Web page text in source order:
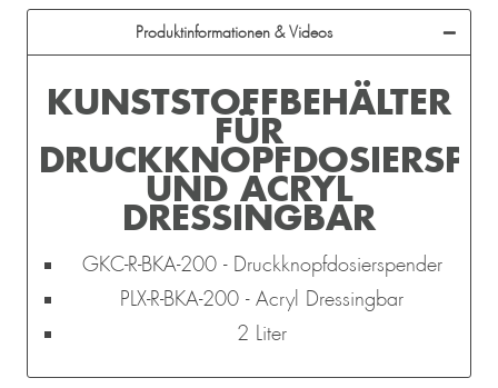
Produktinformationen & Videos
KUNSTSTOFFBEHÄLTER
FÜR
UND ACRYL
DRESSINGBAR
GKC-R-BKA-200 - Druckknopfdosierspender
PLX-R-BKA-200 - Acryl Dressingbar
2 Liter